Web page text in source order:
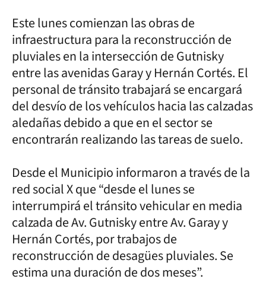
Este lunes comienzan las obras de
infraestructura para la reconstrucción de
pluviales en la intersección de Gutnisky
entre las avenidas Garay y Hernán Cortés. El
personal de tránsito trabajará se encargará
del desvío de los vehículos hacia las calzadas
aledañas debido a que en el sector se
encontrarán realizando las tareas de suelo.
Desde el Municipio informaron a través de la
red social X que “desde el lunes se
interrumpirá el tránsito vehicular en media
calzada de Av. Gutnisky entre Av. Garay y
Hernán Cortés, por trabajos de
reconstrucción de desagües pluviales. Se
estima una duración de dos meses”.